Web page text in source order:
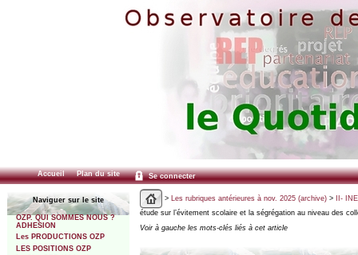
Accueil Plan du site Se connecter
Naviguer sur le site
OZP. QUI SOMMES NOUS ?
ADHESION
Les PRODUCTIONS OZP
LES POSITIONS OZP
> Les rubriques antérieures à nov. 2025 (archive)>
II-
étude sur l’évitement scolaire et la ségrégation au niveau des
Voir à gauche les mots-clés liés à cet article